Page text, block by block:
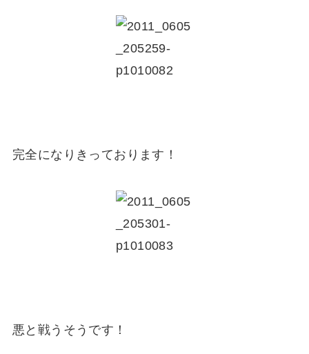
完全になりきっております！
悪と戦うそうです！